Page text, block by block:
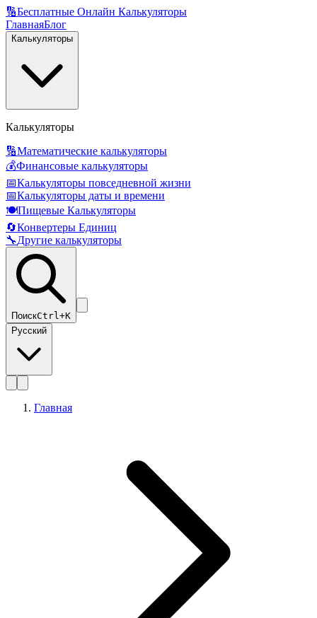
🔢Бесплатные Онлайн Калькуляторы
ГлавнаяБлог
Калькуляторы
Калькуляторы
🔢Математические калькуляторы
💰Финансовые калькуляторы
📅Калькуляторы повседневной жизни
📅Калькуляторы даты и времени
🍽️Пищевые Калькуляторы
🔄Конвертеры Единиц
🔧Другие калькуляторы
ПоискCtrl+K
Русский
Главная